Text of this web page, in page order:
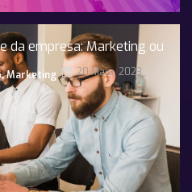
da empresa: Marketing ou
,Marketing 20 Maio, 2023